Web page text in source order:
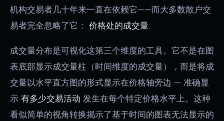
机构交易者几十年来一直在依赖它——而大多数散户交
易者完全忽略了它： 价格处的成交量.
成交量分布是可视化这第三个维度的工具。它不是在图
表底部显示成交量柱（时间维度的成交量），而是将成
交量以水平直方图的形式显示在价格轴旁边 — 准确显
示 有多少交易活动 发生在每个特定价格水平上。这种
看似简单的视角转换揭示了基于时间的图表无法显示的